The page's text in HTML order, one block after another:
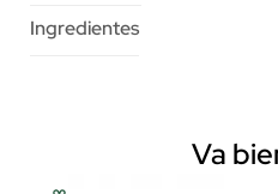
Ingredientes
Va